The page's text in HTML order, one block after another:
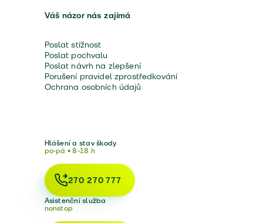
Váš názor nás zajímá
Poslat stížnost
Poslat pochvalu
Poslat návrh na zlepšení
Porušení pravidel zprostředkování
Ochrana osobních údajů
Hlášení a stav škody
po-pá • 8-18 h
270 270 777
Asistenční služba
nonstop